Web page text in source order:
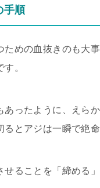
手順
ための血抜きのも大
。
あったように、えら
るとアジは一瞬で絶命
せることを「締める」